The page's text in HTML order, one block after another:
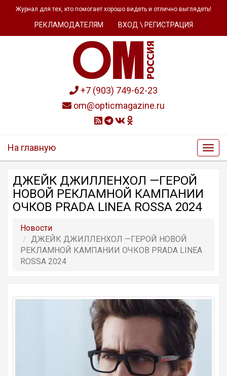
Журнал для тех, кто помогает хорошо видеть и отлично выглядеть!
РЕКЛАМОДАТЕЛЯМ ВХОД \ РЕГИСТРАЦИЯ
+7 (903) 749-62-23
om@opticmagazine.ru
На главную
ДЖЕЙК ДЖИЛЛЕНХОЛ —ГЕРОЙ
НОВОЙ РЕКЛАМНОЙ КАМПАНИИ
ОЧКОВ PRADA LINEA ROSSA 2024
Новости
ДЖЕЙК ДЖИЛЛЕНХОЛ —ГЕРОЙ НОВОЙ
РЕКЛАМНОЙ КАМПАНИИ ОЧКОВ PRADA LINEA
ROSSA 2024